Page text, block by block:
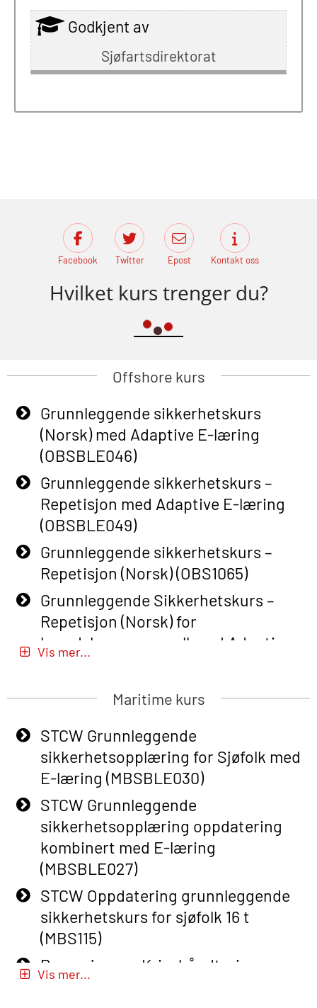
Godkjent av
Sjøfartsdirektorat
Facebook Twitter Epost Kontakt oss
Hvilket kurs trenger du?
Offshore kurs
Grunnleggende sikkerhetskurs
(Norsk) med Adaptive E-læring
(OBSBLE046)
Grunnleggende sikkerhetskurs –
Repetisjon med Adaptive E-læring
(OBSBLE049)
Grunnleggende sikkerhetskurs –
Repetisjon (Norsk) (OBS1065)
Grunnleggende Sikkerhetskurs –
Repetisjon (Norsk) for
beredskapspersonell med Adaptive
E-læring (OBSBLE051)
Basic Safety Training (English) – with
Adaptive E-learning (OBSBLE047)
Basic Safety Training – Refresher
Course (English) with E-learning
(OBSBLE048)
Basic Safety Training – Refresher
Course (English) (OBS1063)
Basic Safety Training – Refresher
Course (English) for emergency
response personnel with Adaptive E-
learning (OBSBLE050)
Helikopterevakuering inkl pustelunge
med adaptive e-læring (OSEBLE018)
Vis mer...
Maritime kurs
STCW Grunnleggende
sikkerhetsopplæring for Sjøfolk med
E-læring (MBSBLE030)
STCW Grunnleggende
sikkerhetsopplæring oppdatering
kombinert med E-læring
(MBSBLE027)
STCW Oppdatering grunnleggende
sikkerhetskurs for sjøfolk 16 t
(MBS115)
Passasjer- og Krisehåndtering
(MBSBLE020)
Vis mer...